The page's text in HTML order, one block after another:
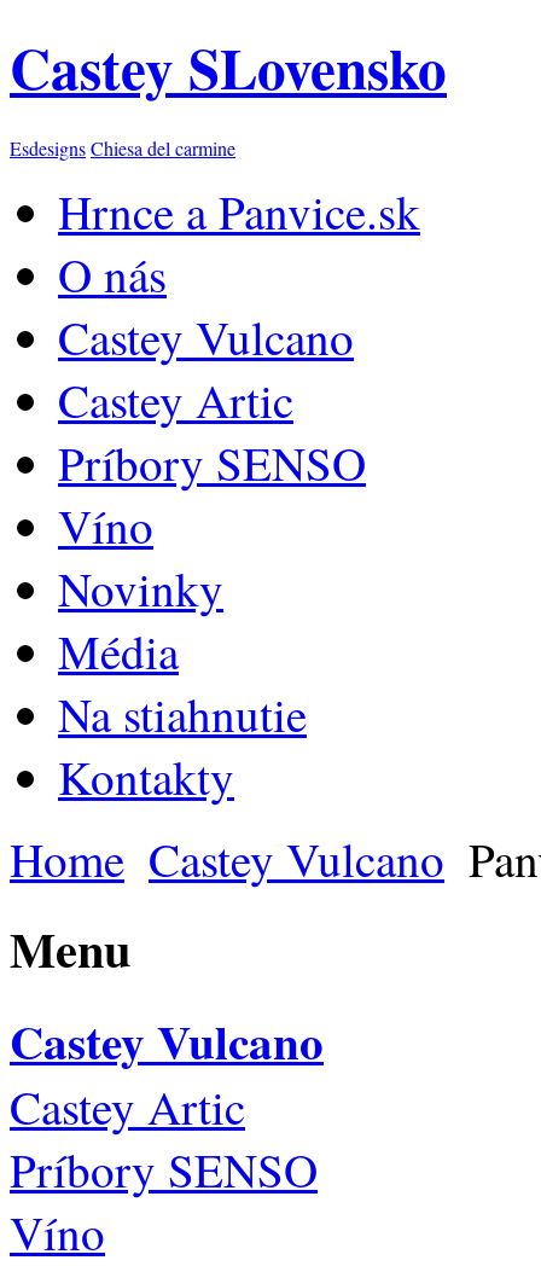
Castey SLovensko
EsdesignsChiesa del carmine
Hrnce a Panvice.sk
O nás
Castey Vulcano
Castey Artic
Príbory SENSO
Víno
Novinky
Média
Na stiahnutie
Kontakty
Home Castey Vulcano
Menu
Castey Vulcano
Castey Artic
Príbory SENSO
Víno